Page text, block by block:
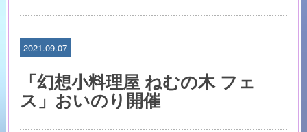
2021.09.07
「幻想小料理屋 ねむの木 フェ
ス」おいのり開催